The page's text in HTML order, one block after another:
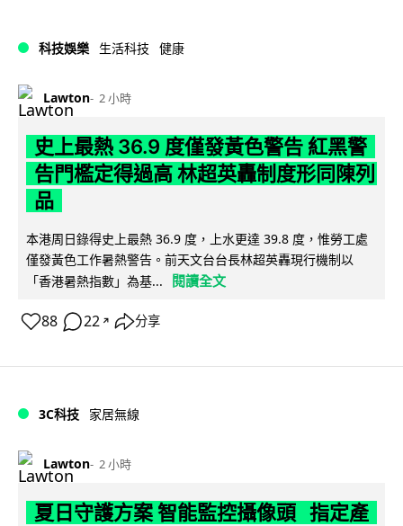
科技娛樂 生活科技 健康
Lawton 2 小時
史上最熱 36.9 度僅發黃色警告 紅黑警
告門檻定得過高 林超英轟制度形同陳列
品
本港周日錄得史上最熱 36.9 度，上水更達 39.8 度，惟勞工處
僅發黃色工作暑熱警告。前天文台台長林超英轟現行機制以
「香港暑熱指數」為基...
閱讀全文
88 22 ↗ 分享
3C科技 家居無線
Lawton 2 小時
夏日守護方案 智能監控攝像頭 指定產